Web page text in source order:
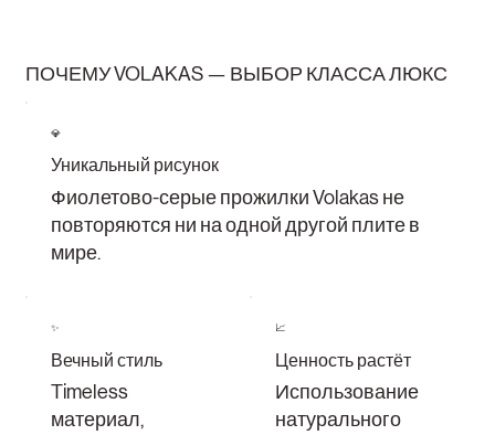
💎
Уникальный рисунок
Фиолетово-серые прожилки Volakas не
повторяются ни на одной другой плите в
мире.
ПОЧЕМУ VOLAKAS — ВЫБОР КЛАССА ЛЮКС
✨
Вечный стиль
Timeless
материал,
📈
Ценность растёт
Использование
натурального